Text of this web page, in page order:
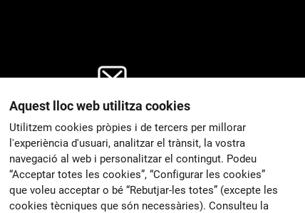
General
correu@escoladeltreball.org
Informació
informacio@escoladeltreball.o
rg
Aquest lloc web utilitza cookies
Utilitzem cookies pròpies i de tercers per millorar
l'experiència d'usuari, analitzar el trànsit, la vostra
navegació al web i personalitzar el contingut. Podeu
“Acceptar totes les cookies”, “Configurar les cookies”
que voleu acceptar o bé “Rebutjar-les totes” (excepte les
cookies tècniques que són necessàries). Consulteu la